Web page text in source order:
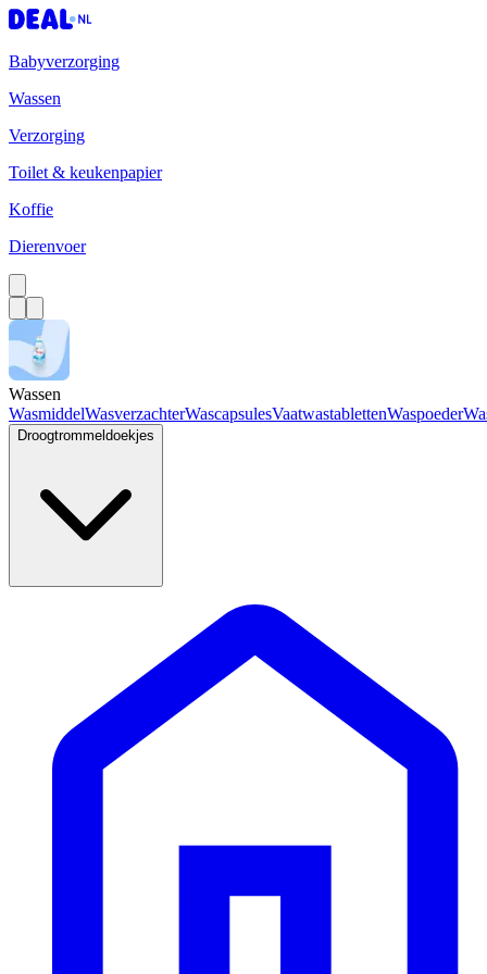
Babyverzorging
Wassen
Verzorging
Toilet & keukenpapier
Koffie
Dierenvoer
Wassen
WasmiddelWasverzachterWascapsulesVaatwastablettenWaspoeder
Droogtrommeldoekjes